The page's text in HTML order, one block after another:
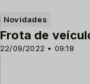
Novidades
22/09/2022 • 09:18
Frota de